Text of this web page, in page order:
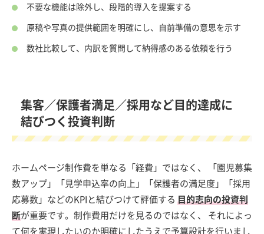
不要な機能は除外し、段階的導入を提案する
原稿や写真の提供範囲を明確にし、自前準備の意思を示す
数社比較して、内訳を質問して納得感のある依頼を行う
集客／保護者満足／採用など目的達成に
結びつく投資判断
ホームページ制作費を単なる「経費」ではなく、 「園児募集
数アップ」「見学申込率の向上」「保護者の満足度」「採用
応募数」などのKPIと結びつけて評価する 目的志向の投資判
断が重要です。制作費用だけを見るのではなく、 それによっ
て何を実現したいのか明確にしたうえで予算設計を行いまし